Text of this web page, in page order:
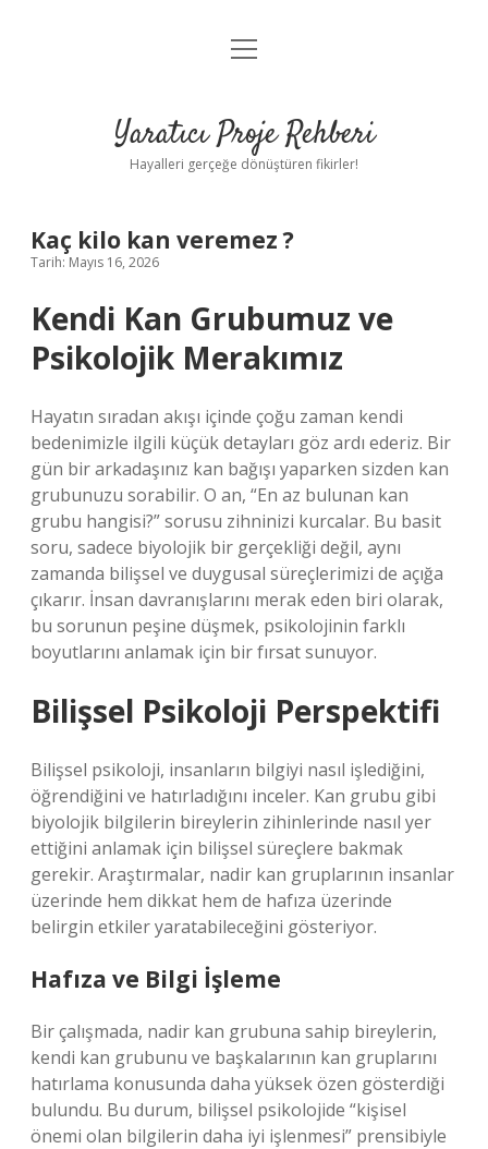
Anasayfa
Yasal Uyarı
menüyü
Yaratıcı Proje Rehberi
Hayalleri gerçeğe dönüştüren fikirler!
Kaç kilo kan veremez ?
Tarih: Mayıs 16, 2026
Kendi Kan Grubumuz ve
Psikolojik Merakımız
Hayatın sıradan akışı içinde çoğu zaman kendi
bedenimizle ilgili küçük detayları göz ardı ederiz. Bir
gün bir arkadaşınız kan bağışı yaparken sizden kan
grubunuzu sorabilir. O an, “En az bulunan kan
grubu hangisi?” sorusu zihninizi kurcalar. Bu basit
soru, sadece biyolojik bir gerçekliği değil, aynı
zamanda bilişsel ve duygusal süreçlerimizi de açığa
çıkarır. İnsan davranışlarını merak eden biri olarak,
bu sorunun peşine düşmek, psikolojinin farklı
boyutlarını anlamak için bir fırsat sunuyor.
Bilişsel Psikoloji Perspektifi
Bilişsel psikoloji, insanların bilgiyi nasıl işlediğini,
öğrendiğini ve hatırladığını inceler. Kan grubu gibi
biyolojik bilgilerin bireylerin zihinlerinde nasıl yer
ettiğini anlamak için bilişsel süreçlere bakmak
gerekir. Araştırmalar, nadir kan gruplarının insanlar
üzerinde hem dikkat hem de hafıza üzerinde
belirgin etkiler yaratabileceğini gösteriyor.
Hafıza ve Bilgi İşleme
Bir çalışmada, nadir kan grubuna sahip bireylerin,
kendi kan grubunu ve başkalarının kan gruplarını
hatırlama konusunda daha yüksek özen gösterdiği
bulundu. Bu durum, bilişsel psikolojide “kişisel
önemi olan bilgilerin daha iyi işlenmesi” prensibiyle